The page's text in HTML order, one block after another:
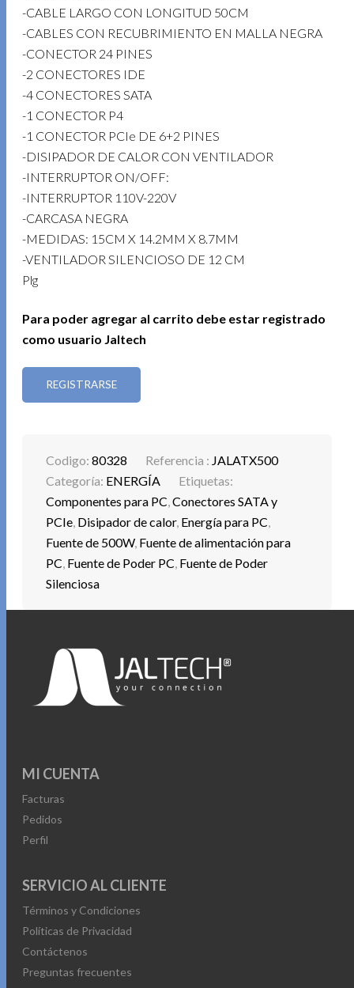
-CABLE LARGO CON LONGITUD 50CM
-CABLES CON RECUBRIMIENTO EN MALLA NEGRA
-CONECTOR 24 PINES
-2 CONECTORES IDE
-4 CONECTORES SATA
-1 CONECTOR P4
-1 CONECTOR PCIe DE 6+2 PINES
-DISIPADOR DE CALOR CON VENTILADOR
-INTERRUPTOR ON/OFF:
-INTERRUPTOR 110V-220V
-CARCASA NEGRA
-MEDIDAS: 15CM X 14.2MM X 8.7MM
-VENTILADOR SILENCIOSO DE 12 CM
Plg
Para poder agregar al carrito debe estar registrado
como usuario Jaltech
REGISTRARSE
Codigo:80328 Referencia : JALATX500
Categoría: ENERGÍA
Etiquetas:
Componentes para PC,Conectores SATA y
PCIe, Disipador de calor, Energía para PC,
Fuente de 500W, Fuente de alimentación para
PC, Fuente de Poder PC, Fuente de Poder
Silenciosa
MI CUENTA
Facturas
Pedidos
Perfil
SERVICIO AL CLIENTE
Términos y Condiciones
Políticas de Privacidad
Contáctenos
Preguntas frecuentes